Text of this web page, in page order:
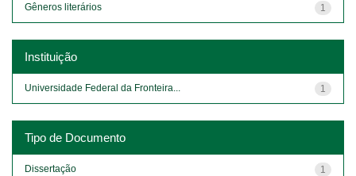
1
Gêneros literários
Instituição
1
Universidade Federal da Fronteira...
Tipo de Documento
1
Dissertação